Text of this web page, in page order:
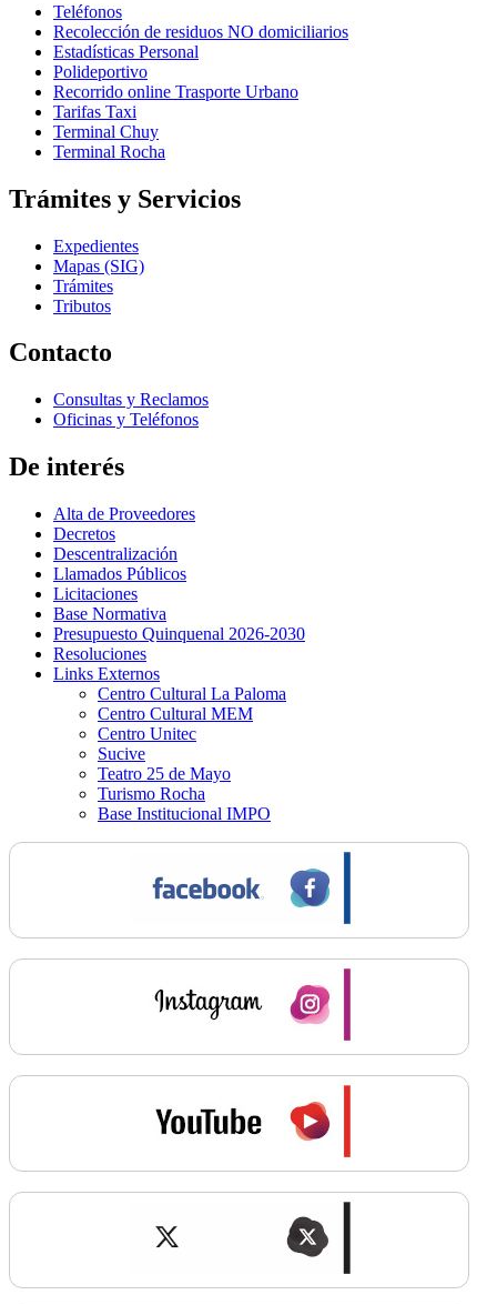
Teléfonos
Recolección de residuos NO domiciliarios
Estadísticas Personal
Polideportivo
Recorrido online Trasporte Urbano
Tarifas Taxi
Terminal Chuy
Terminal Rocha
Trámites y Servicios
Expedientes
Mapas (SIG)
Trámites
Tributos
Contacto
Consultas y Reclamos
Oficinas y Teléfonos
De interés
Alta de Proveedores
Decretos
Descentralización
Llamados Públicos
Licitaciones
Base Normativa
Presupuesto Quinquenal 2026-2030
Resoluciones
Links Externos
Centro Cultural La Paloma
Centro Cultural MEM
Centro Unitec
Sucive
Teatro 25 de Mayo
Turismo Rocha
Base Institucional IMPO